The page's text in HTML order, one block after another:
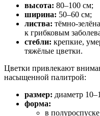
высота: 80–100 см;
ширина: 50–60 см;
листва:
к грибковым
стебли: крепкие,
тяжёлые цветки.
Цветки привлекают
насыщенной палитрой:
размер: диаметр
форма:
в